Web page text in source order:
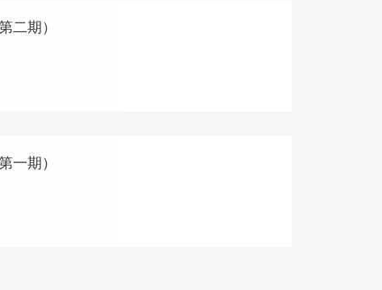
二期）
一期）